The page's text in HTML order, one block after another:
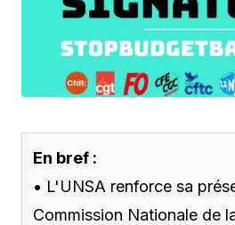
En bref :
• L'UNSA renforce sa
Commission Nationale de